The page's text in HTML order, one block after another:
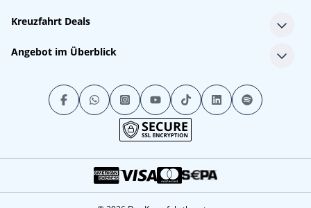
Kreuzfahrt Deals
Single-Kreuzfahrten
Kreuzfahrt mit Kindern
Minikreuzfahrten
Stornokabinen
Luxuskreuzfahrten
Angebot im Überblick
Alle Schiffe
Alle Reiseziele
Kreuzfahrtpakete